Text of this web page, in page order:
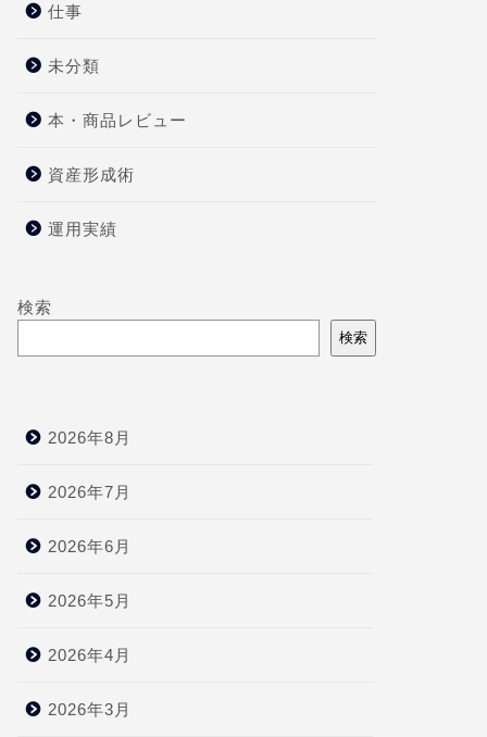
仕事
未分類
本・商品レビュー
資産形成術
運用実績
検索
検索
2026年8月
2026年7月
2026年6月
2026年5月
2026年4月
2026年3月